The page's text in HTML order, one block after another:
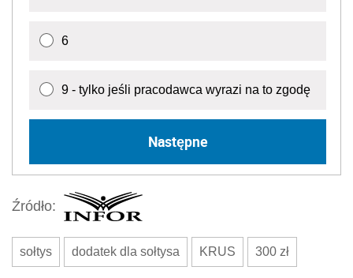
6
9 - tylko jeśli pracodawca wyrazi na to zgodę
Następne
Źródło:
sołtys dodatek dla sołtysa KRUS 300 zł